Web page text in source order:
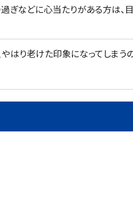
ぎなどに心当たりがある方は、
やはり老けた印象になってしまう